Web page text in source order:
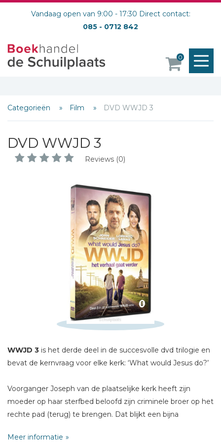
Vandaag open van 9:00 - 17:30 Direct contact:
085 - 0712 842
0
Categorieën Film DVD WWJD 3
DVD WWJD 3
Reviews (0)
WWJD 3 is het derde deel in de succesvolle dvd trilogie en
bevat de kernvraag voor elke kerk: ‘What would Jesus do?’
Voorganger Joseph van de plaatselijke kerk heeft zijn
moeder op haar sterfbed beloofd zijn criminele broer op het
rechte pad (terug) te brengen. Dat blijkt een bijna
hebben zo hun eigen uitdagingen, een jonge vrouw
Meer informatie
Schrijf hieronder je review!
* = verplicht